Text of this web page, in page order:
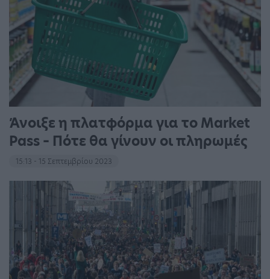
Άνοιξε η πλατφόρμα για το Market
Pass – Πότε θα γίνουν οι πληρωμές
15:13 - 15 Σεπτεμβρίου 2023